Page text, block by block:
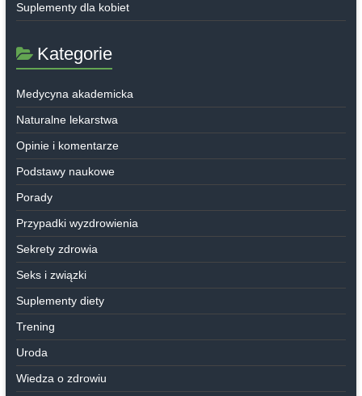
Suplementy dla kobiet
Kategorie
Medycyna akademicka
Naturalne lekarstwa
Opinie i komentarze
Podstawy naukowe
Porady
Przypadki wyzdrowienia
Sekrety zdrowia
Seks i związki
Suplementy diety
Trening
Uroda
Wiedza o zdrowiu